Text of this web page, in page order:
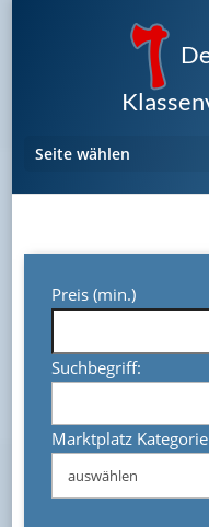
Seite wählen
Preis (min.)
Suchbegriff:
Marktplatz